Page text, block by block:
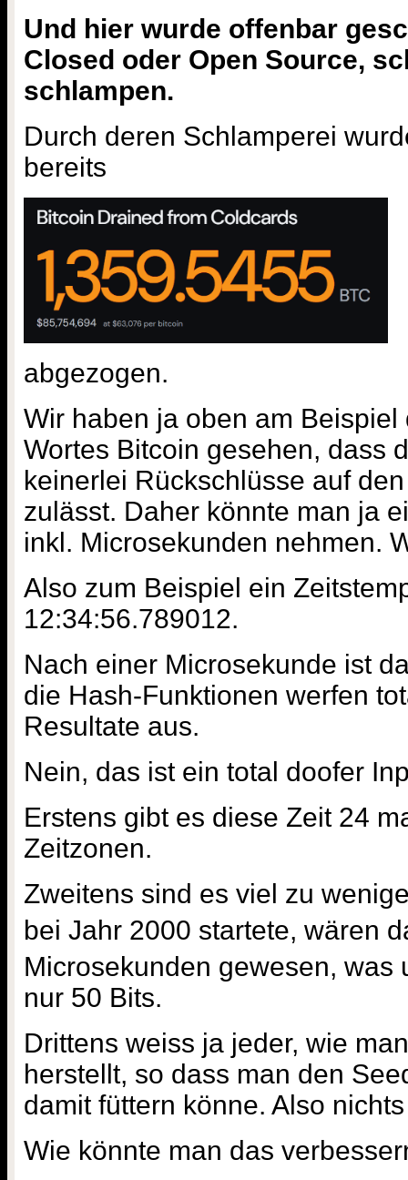
Und hier wurde offenbar
Closed oder Open Source,
schlampen.
Durch deren Schlamperei
bereits
abgezogen.
Wir haben ja oben am Beispiel
Wortes Bitcoin gesehen, dass
keinerlei Rückschlüsse auf
zulässt. Daher könnte man ja
inkl. Microsekunden nehmen.
Also zum Beispiel ein
12:34:56.789012.
Nach einer Microsekunde ist
die Hash-Funktionen werfen
Resultate aus.
Nein, das ist ein total doofer
Erstens gibt es diese Zeit 24
Zeitzonen.
Zweitens sind es viel zu
bei Jahr 2000 startete, wären
Microsekunden gewesen, was
nur 50 Bits.
Drittens weiss ja jeder, wie
herstellt, so dass man den
damit füttern könne. Also
Wie könnte man das